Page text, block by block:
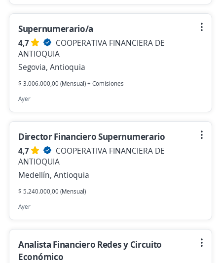
Supernumerario/a
4,7
COOPERATIVA FINANCIERA DE
ANTIOQUIA
Segovia, Antioquia
$ 3.006.000,00 (Mensual) + Comisiones
Ayer
Director Financiero Supernumerario
4,7
COOPERATIVA FINANCIERA DE
ANTIOQUIA
Medellín, Antioquia
$ 5.240.000,00 (Mensual)
Ayer
Analista Financiero Redes y Circuito
Económico